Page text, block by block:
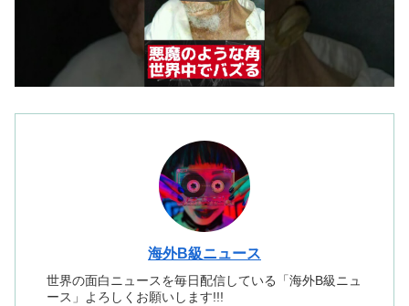
海外B級ニュース
世界の面白ニュースを毎日配信している「海外B級ニュ
ース」よろしくお願いします!!!